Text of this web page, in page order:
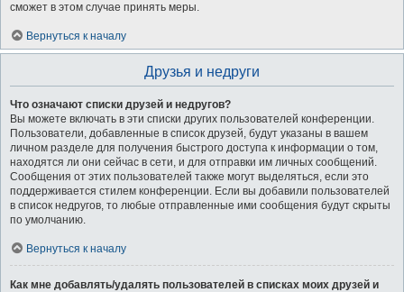
сможет в этом случае принять меры.
Вернуться к началу
Друзья и недруги
Что означают списки друзей и недругов?
Вы можете включать в эти списки других пользователей конференции.
Пользователи, добавленные в список друзей, будут указаны в вашем
личном разделе для получения быстрого доступа к информации о том,
находятся ли они сейчас в сети, и для отправки им личных сообщений.
Сообщения от этих пользователей также могут выделяться, если это
поддерживается стилем конференции. Если вы добавили пользователей
в список недругов, то любые отправленные ими сообщения будут скрыты
по умолчанию.
Вернуться к началу
Как мне добавлять/удалять пользователей в списках моих друзей и